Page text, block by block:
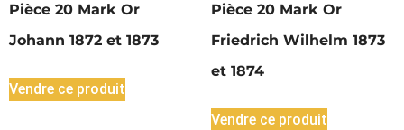
Pièce 20 Mark Or
Johann 1872 et 1873
Vendre ce produit
Pièce 20 Mark Or
Friedrich Wilhelm 1873
et 1874
Vendre ce produit